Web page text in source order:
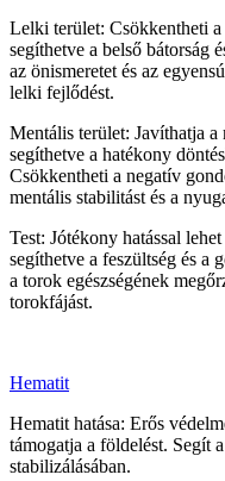
Lelki terület: Csökkentheti a
segíthetve a belső bátorság
az önismeretet és az
lelki fejlődést.
Mentális terület: Javíthatja a
segíthetve a hatékony
Csökkentheti a negatív
mentális stabilitást és a
Test: Jótékony hatással
segíthetve a feszültség és a
a torok egészségének
torokfájást.
Hematit
Hematit hatása: Erős
támogatja a földelést. Segít
stabilizálásában.